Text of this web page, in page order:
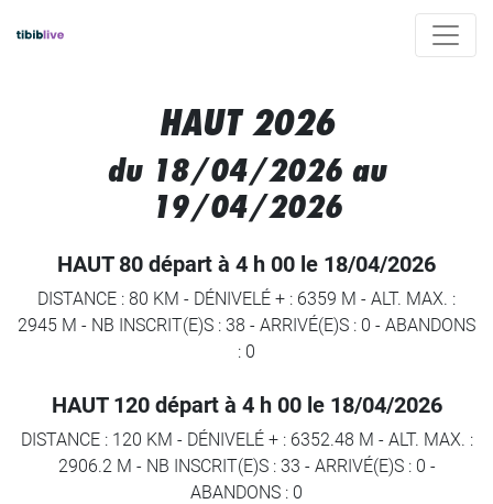
HAUT 2026
du 18/04/2026 au
19/04/2026
HAUT 80 départ à 4 h 00 le 18/04/2026
DISTANCE : 80 KM - DÉNIVELÉ + : 6359 M - ALT. MAX. :
2945 M - NB INSCRIT(E)S : 38 - ARRIVÉ(E)S : 0 - ABANDONS
: 0
HAUT 120 départ à 4 h 00 le 18/04/2026
DISTANCE : 120 KM - DÉNIVELÉ + : 6352.48 M - ALT. MAX. :
2906.2 M - NB INSCRIT(E)S : 33 - ARRIVÉ(E)S : 0 -
ABANDONS : 0